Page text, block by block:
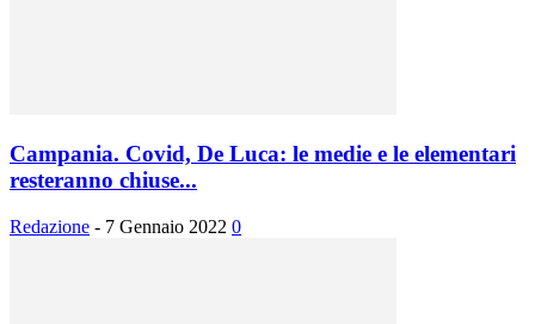
Campania. Covid, De Luca: le medie e le elementari
resteranno chiuse...
Redazione - 7 Gennaio 2022 0